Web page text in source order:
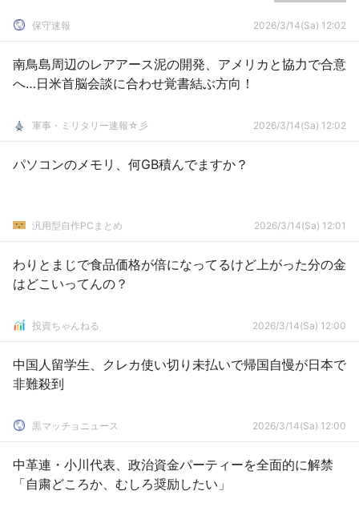
保守速報 2026/3/14(Sa) 12:02
南鳥島周辺のレアアース泥の開発、アメリカと協力で合意
へ…日米首脳会談に合わせ覚書結ぶ方向！
軍事・ミリタリー速報☆彡 2026/3/14(Sa) 12:02
パソコンのメモリ、何GB積んでますか？
汎用型自作PCまとめ 2026/3/14(Sa) 12:01
わりとまじで食品価格が倍になってるけど上がった分の金
はどこいってんの？
投資ちゃんねる 2026/3/14(Sa) 12:00
中国人留学生、クレカ使い切り未払いで帰国自慢が日本で
非難殺到
黒マッチョニュース 2026/3/14(Sa) 12:00
中革連・小川代表、政治資金パーティーを全面的に解禁
「自粛どころか、むしろ奨励したい」